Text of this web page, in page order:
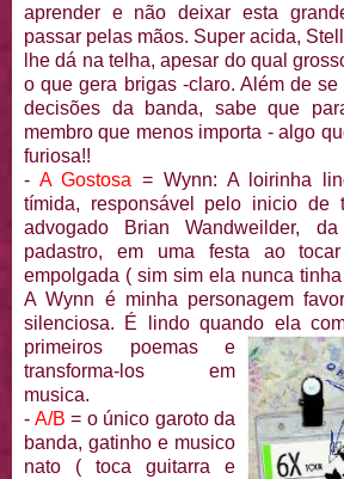
aprender e não deixar esta
passar pelas mãos. Super acida,
lhe dá na telha, apesar do qual
o que gera brigas -claro. Além de
decisões da banda, sabe que
membro que menos importa - algo
furiosa!!
- A Gostosa = Wynn: A loirinha
tímida, responsável pelo inicio de
advogado Brian Wandweilder,
padastro, em uma festa ao
empolgada ( sim sim ela nunca
A Wynn é minha personagem
silenciosa. É lindo quando el a
primeiros poemas e
transforma-los em
musica.
- A/B = o único garoto da
banda, gatinho e musico
nato ( toca guitarra e